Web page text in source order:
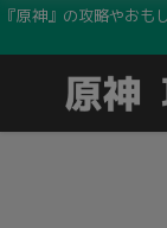
『原神』の攻略やお